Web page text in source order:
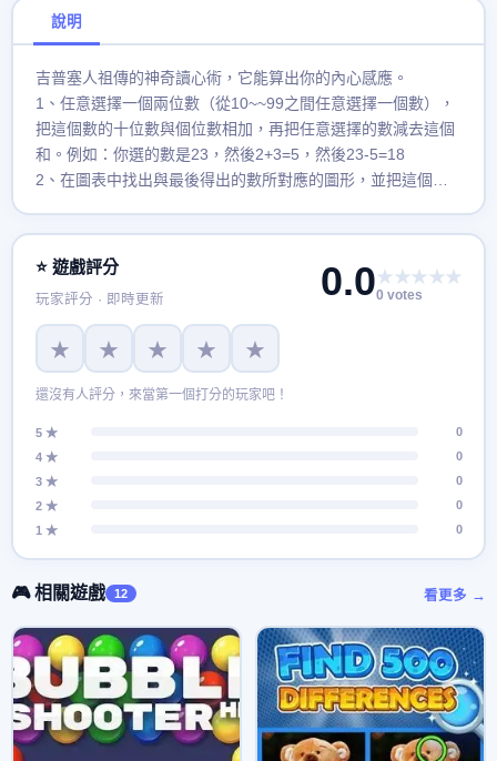
說明
吉普塞人祖傳的神奇讀心術，它能算出你的內心感應。
1、任意選擇一個兩位數（從10~~99之間任意選擇一個數），
把這個數的十位數與個位數相加，再把任意選擇的數減去這個
和。例如：你選的數是23，然後2+3=5，然後23-5=18
2、在圖表中找出與最後得出的數所對應的圖形，並把這個圖
⭐ 遊戲評分
玩家評分 · 即時更新 0.0★★★★★
0 votes
★ ★ ★ ★ ★
還沒有人評分，來當第一個打分的玩家吧！
5 ★
0
4 ★
0
3 ★
0
2 ★
0
1 ★
0
🎮 相關遊戲 12 看更多 →